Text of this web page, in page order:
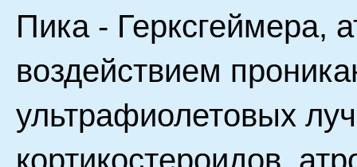
Пика - Герксгеймера,
воздействием
ультрафиолетовых
кортикостероидов,